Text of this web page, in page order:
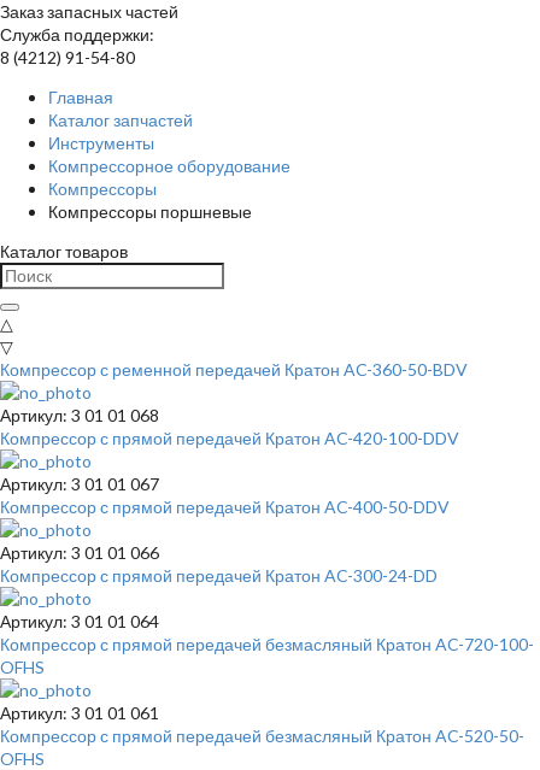
Заказ запасных частей
Служба поддержки:
8 (4212) 91-54-80
Главная
Каталог запчастей
Инструменты
Компрессорное оборудование
Компрессоры
Компрессоры поршневые
Каталог товаров
△
▽
Компрессор с ременной передачей Кратон AC-360-50-BDV
Артикул: 3 01 01 068
Компрессор с прямой передачей Кратон AC-420-100-DDV
Артикул: 3 01 01 067
Компрессор с прямой передачей Кратон AC-400-50-DDV
Артикул: 3 01 01 066
Компрессор с прямой передачей Кратон AC-300-24-DD
Артикул: 3 01 01 064
Компрессор с прямой передачей безмасляный Кратон AC-720-100-
OFHS
Артикул: 3 01 01 061
Компрессор с прямой передачей безмасляный Кратон AC-520-50-
OFHS